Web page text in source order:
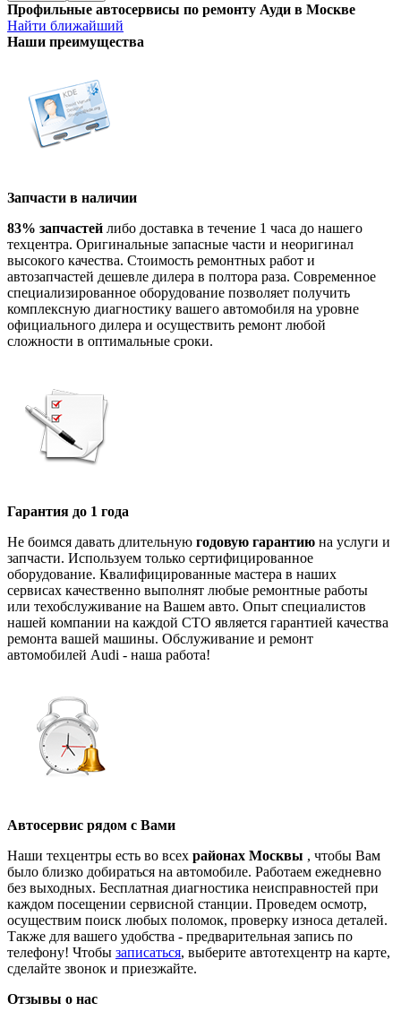
Профильные автосервисы по ремонту Ауди в Москве
Найти ближайший
Наши преимущества
Запчасти в наличии
83% запчастей либо доставка в течение 1 часа до нашего
техцентра. Оригинальные запасные части и неоригинал
высокого качества. Стоимость ремонтных работ и
автозапчастей дешевле дилера в полтора раза. Современное
специализированное оборудование позволяет получить
комплексную диагностику вашего автомобиля на уровне
официального дилера и осуществить ремонт любой
сложности в оптимальные сроки.
Гарантия до 1 года
Не боимся давать длительную годовую гарантию на услуги и
запчасти. Используем только сертифицированное
оборудование. Квалифицированные мастера в наших
сервисах качественно выполнят любые ремонтные работы
или техобслуживание на Вашем авто. Опыт специалистов
нашей компании на каждой СТО является гарантией качества
ремонта вашей машины. Обслуживание и ремонт
автомобилей Audi - наша работа!
Автосервис рядом с Вами
Наши техцентры есть во всех районах Москвы , чтобы Вам
было близко добираться на автомобиле. Работаем ежедневно
без выходных. Бесплатная диагностика неисправностей при
каждом посещении сервисной станции. Проведем осмотр,
осуществим поиск любых поломок, проверку износа деталей.
Также для вашего удобства - предварительная запись по
телефону! Чтобы записаться, выберите автотехцентр на карте,
сделайте звонок и приезжайте.
Отзывы о нас